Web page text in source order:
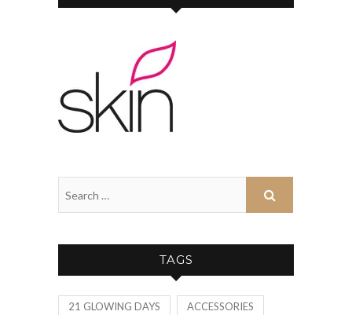
TAGS
21 GLOWING DAYS ACCESSORIES